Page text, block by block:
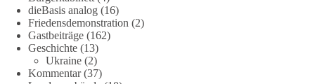
Grundrechte in einer demokratischen Gesellschaft künftig
miteinander in Einklang gebracht werden können.
#dieBasis #natur #grundrechte
dieBasis analog (16)
Friedensdemonstration (2)
Gastbeiträge (162)
Geschichte (13)
Ukraine (2)
Kommentar(37)